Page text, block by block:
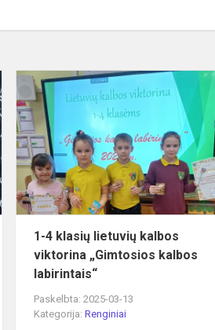
diena
1-4 klasių lietuvių kalbos
viktorina „Gimtosios kalbos
labirintais“
Paskelbta: 2025-03-13
Kategorija:Renginiai